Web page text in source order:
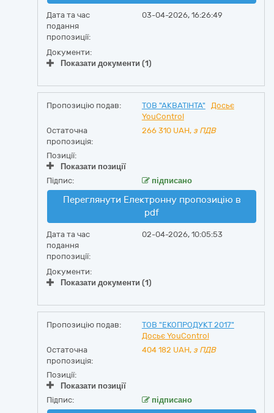
Дата та час
подання
пропозиції:
03-04-2026, 16:26:49
Документи:
Показати документи (1)
Пропозицію подав: ТОВ "АКВАТІНТА"
Досьє
YouControl
Остаточна
пропозиція:
266 310 UAH, з ПДВ
Позиції:
Показати позиції
Підпис:
підписано
Переглянути Електронну пропозицію в
pdf
Дата та час
подання
пропозиції:
02-04-2026, 10:05:53
Документи:
Показати документи (1)
Пропозицію подав:
ТОВ "ЕКОПРОДУКТ 2017"
Досьє YouControl
Остаточна
пропозиція:
404 182 UAH, з ПДВ
Позиції:
Показати позиції
Підпис:
підписано